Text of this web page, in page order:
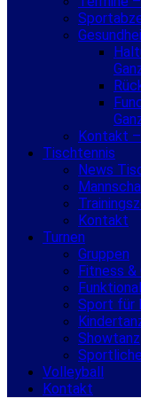
Kontakt
Tischtennis
News
Kontakt
Turnen
Gruppen
Fitness &
Sport für
Showtanz
Volleyball
Kontakt